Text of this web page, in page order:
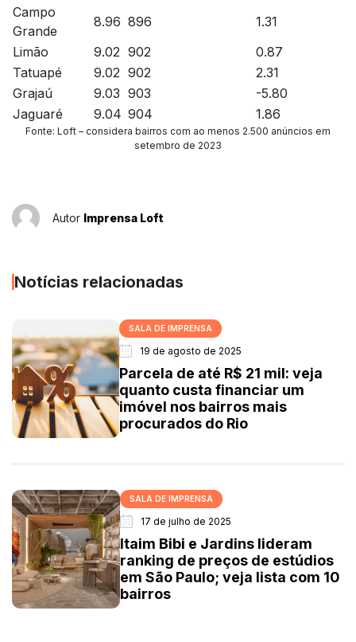
Campo
Grande
8.96 896
1.31
Limão
9.02 902
0.87
Tatuapé
9.02 902
2.31
Grajaú
9.03 903
-5.80
Jaguaré
9.04 904 1.86
Fonte: Loft – considera bairros com ao menos 2.500 anúncios em
setembro de 2023
Autor Imprensa Loft
Notícias relacionadas
SALA DE IMPRENSA
19 de agosto de 2025
Parcela de até R$ 21 mil: veja
quanto custa financiar um
imóvel nos bairros mais
procurados do Rio
SALA DE IMPRENSA
17 de julho de 2025
Itaim Bibi e Jardins lideram
ranking de preços de estúdios
em São Paulo; veja lista com 10
bairros